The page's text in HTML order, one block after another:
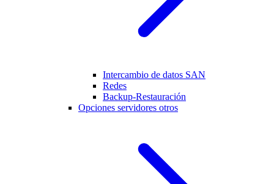
Intercambio de datos SAN
Redes
Backup-Restauración
Opciones servidores otros